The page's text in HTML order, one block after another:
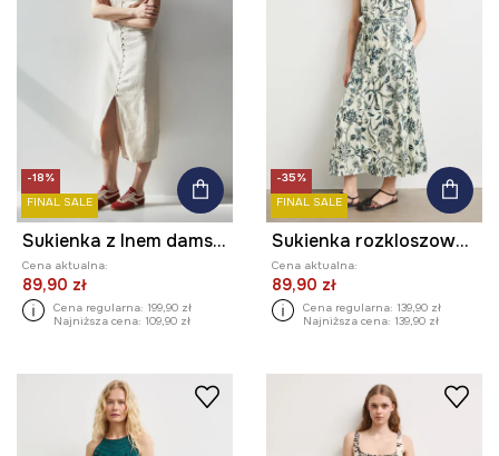
-18%
FINAL SALE
Sukienka z lnem damska midi gładka kolor beżowy
Cena aktualna:
89,90 zł
Cena regularna: 199,90 zł
Najniższa cena: 109,90 zł
-35%
FINAL SALE
Sukienka rozkloszowana z wiskozy z paskiem z motywem roślinnym
Cena aktualna:
89,90 zł
Cena regularna: 139,90 zł
Najniższa cena: 139,90 zł